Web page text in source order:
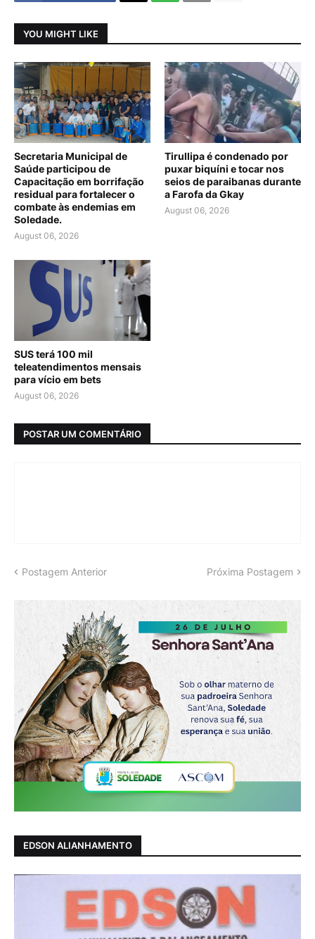
YOU MIGHT LIKE
Secretaria Municipal de
Saúde participou de
Capacitação em borrifação
residual para fortalecer o
combate às endemias em
Soledade.
August 06, 2026
Tirullipa é condenado por
puxar biquíni e tocar nos
seios de paraibanas durante
a Farofa da Gkay
August 06, 2026
SUS terá 100 mil
teleatendimentos mensais
para vício em bets
August 06, 2026
POSTAR UM COMENTÁRIO
Postagem Anterior Próxima Postagem
EDSON ALIANHAMENTO